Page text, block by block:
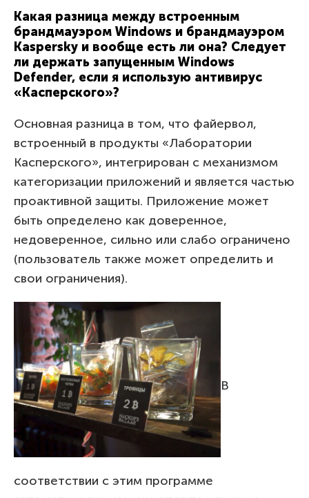
Какая разница между встроенным
брандмауэром Windows и брандмауэром
Kaspersky и вообще есть ли она? Следует
ли держать запущенным Windows
Defender, если я использую антивирус
«Касперского»?
Основная разница в том, что файервол,
встроенный в продукты «Лаборатории
Касперского», интегрирован с механизмом
категоризации приложений и является частью
проактивной защиты. Приложение может
быть определено как доверенное,
недоверенное, сильно или слабо ограничено
(пользователь также может определить и
свои ограничения).
В
соответствии с этим программе